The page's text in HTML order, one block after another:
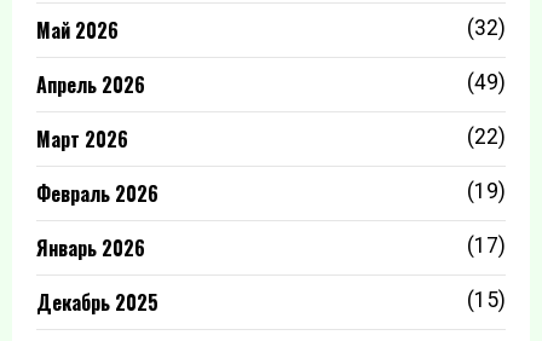
Май 2026 (32)
Апрель 2026 (49)
Март 2026 (22)
Февраль 2026 (19)
Январь 2026 (17)
Декабрь 2025 (15)